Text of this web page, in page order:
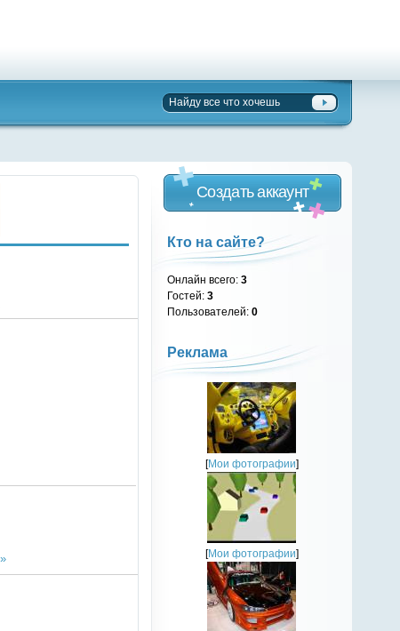
Создать аккаунт
Кто на сайте?
Онлайн всего:3
Гостей:3
Пользователей:0
Реклама
[Мои фотографии]
[Мои фотографии]